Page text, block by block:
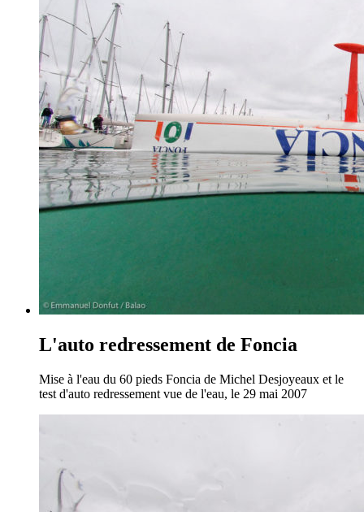
L'auto redressement de Foncia
Mise à l'eau du 60 pieds Foncia de Michel Desjoyeaux et le
test d'auto redressement vue de l'eau, le 29 mai 2007